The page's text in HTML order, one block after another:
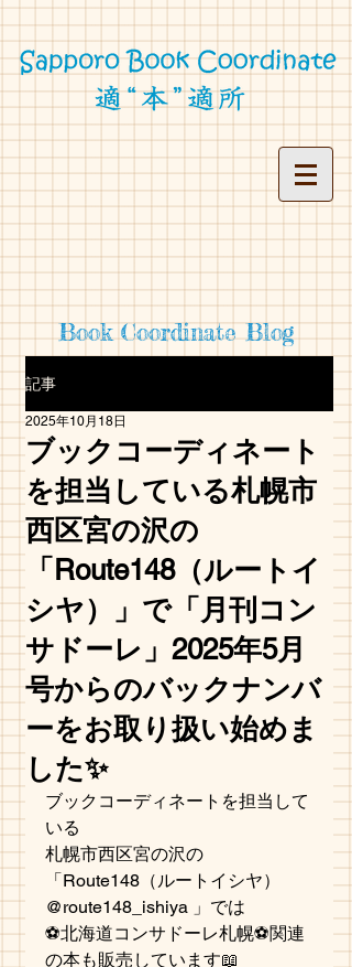
Book Coordinate Blog
記事
ブックコーディネート
を担当している札幌市
西区宮の沢の
「Route148（ルートイ
シヤ）」で「月刊コン
サドーレ」2025年5月
号からのバックナンバ
ーをお取り扱い始めま
した✨
2025年10月18日
ブックコーディネートを担当して
いる
札幌市西区宮の沢の
「Route148（ルートイシヤ）
@route148_ishiya 」では
⚽北海道コンサドーレ札幌⚽️関連
の本も販売しています📖